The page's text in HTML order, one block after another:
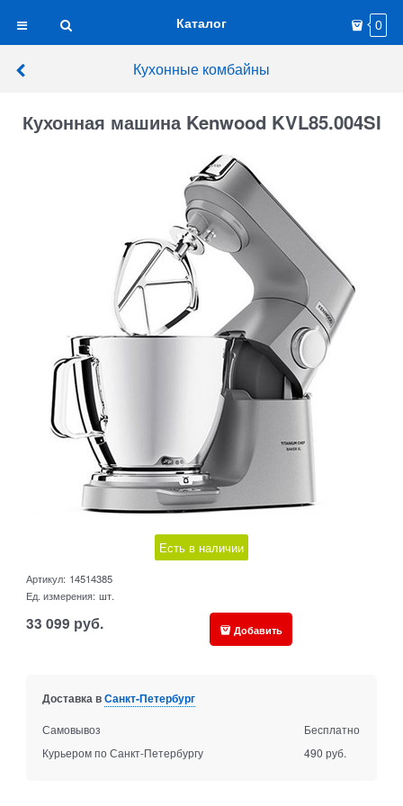
Каталог 0
Кухонные комбайны
Кухонная машина Kenwood KVL85.004SI
Есть в наличии
Артикул: 14514385
Ед. измерения: шт.
33 099 руб. Добавить
Доставка вСанкт-Петербург
Самовывоз
Бесплатно
Курьером по Санкт-Петербургу
490 руб.